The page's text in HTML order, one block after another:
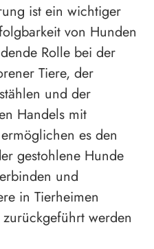
ist ein wichtiger
von Hunden
Rolle bei der
Tiere, der
und der
Handels mit
es den
gestohlene Hunde
und
in Tierheimen
werden